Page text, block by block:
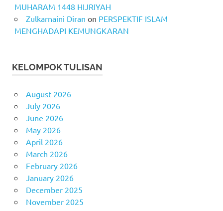
MUHARAM 1448 HIJRIYAH
Zulkarnaini Diran on PERSPEKTIF ISLAM
MENGHADAPI KEMUNGKARAN
KELOMPOK TULISAN
August 2026
July 2026
June 2026
May 2026
April 2026
March 2026
February 2026
January 2026
December 2025
November 2025